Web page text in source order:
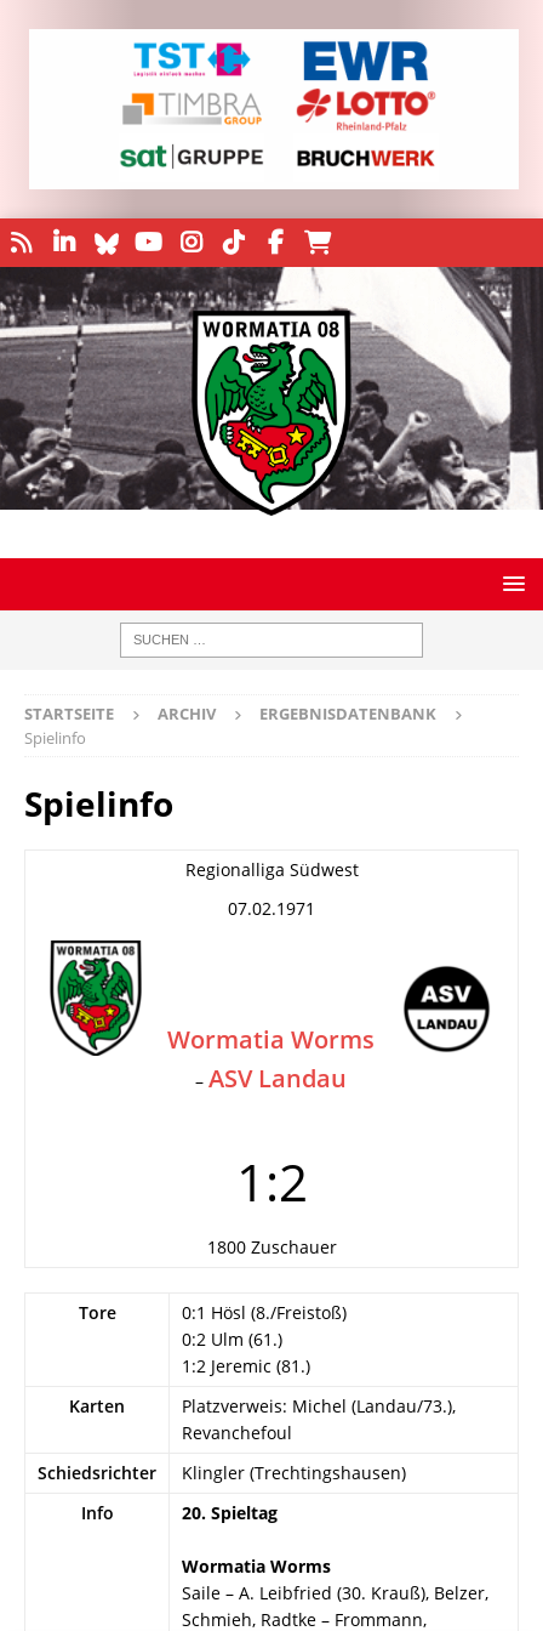
STARTSEITE ARCHIV
ERGEBNISDATENBANK
Spielinfo
Spielinfo
Regionalliga Südwest
07.02.1971
Wormatia Worms
– ASV Landau
1:2
1800 Zuschauer
Tore
0:1 Hösl (8./Freistoß)
0:2 Ulm (61.)
1:2 Jeremic (81.)
Karten
Platzverweis: Michel (Landau/73.),
Revanchefoul
Schiedsrichter
Klingler (Trechtingshausen)
Info
20. Spieltag
Wormatia Worms
Saile – A. Leibfried (30. Krauß), Belzer,
Schmieh, Radtke – Frommann,